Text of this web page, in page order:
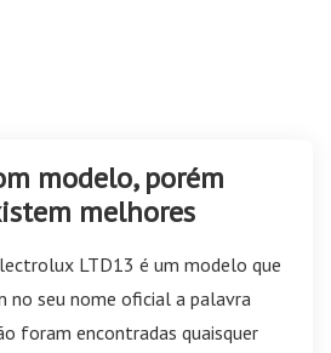
modelo, porém
melhores
LTD13 é um modelo que
no seu nome oficial a palavra
foram encontradas quaisquer